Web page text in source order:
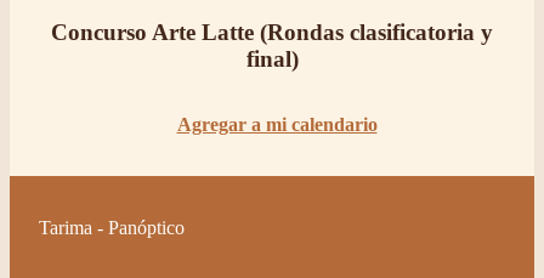
Concurso Arte Latte (Rondas clasificatoria y
final)
Agregar a mi calendario
Tarima - Panóptico